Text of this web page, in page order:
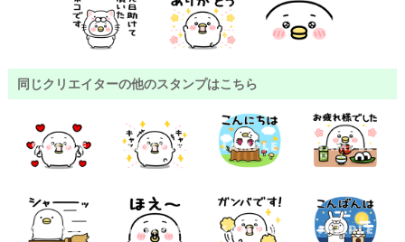
同じクリエイターの他のスタンプはこちら